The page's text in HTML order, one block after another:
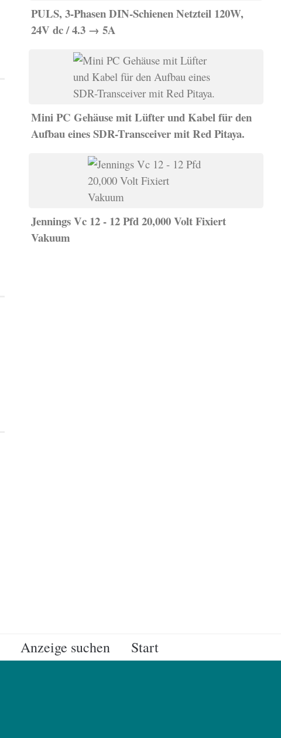
PULS, 3-Phasen DIN-Schienen Netzteil 120W,
24V dc / 4.3 → 5A
Mini PC Gehäuse mit Lüfter und Kabel für den
Aufbau eines SDR-Transceiver mit Red Pitaya.
Jennings Vc 12 - 12 Pfd 20,000 Volt Fixiert
Vakuum
Anzeige suchen Start